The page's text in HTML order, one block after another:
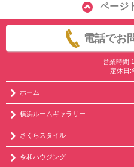
ページ
電話でお
営業時間
定休日:
ホーム
横浜ルームギャラリー
さくらスタイル
令和ハウジング